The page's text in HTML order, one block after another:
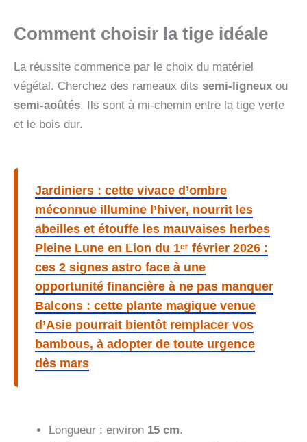
Comment choisir la tige idéale
La réussite commence par le choix du matériel
végétal. Cherchez des rameaux dits semi-ligneux ou
semi-aoûtés. Ils sont à mi-chemin entre la tige verte
et le bois dur.
Jardiniers : cette vivace d’ombre
méconnue illumine l’hiver, nourrit les
abeilles et étouffe les mauvaises herbes
Pleine Lune en Lion du 1ᵉʳ février 2026 :
ces 2 signes astro face à une
opportunité financière à ne pas manquer
Balcons : cette plante magique venue
d’Asie pourrait bientôt remplacer vos
bambous, à adopter de toute urgence
dès mars
Longueur : environ 15 cm.